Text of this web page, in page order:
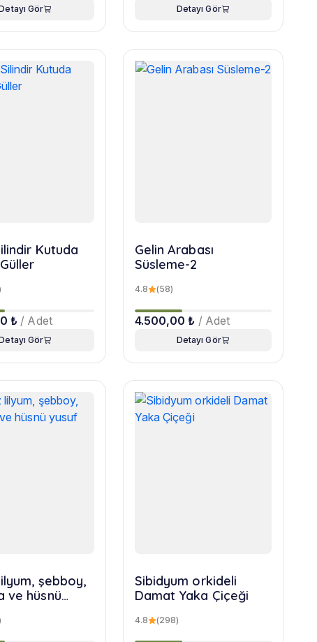
Gör Detayı Gör
Kutuda
Güller
₺ / Adet
Gör
Gelin Arabası
Süsleme-2
4.8 (58)
4.500,00 ₺ / Adet
Detayı Gör
şebboy,
ve hüsnü
Sibidyum orkideli
Damat Yaka Çiçeği
4.8 (298)